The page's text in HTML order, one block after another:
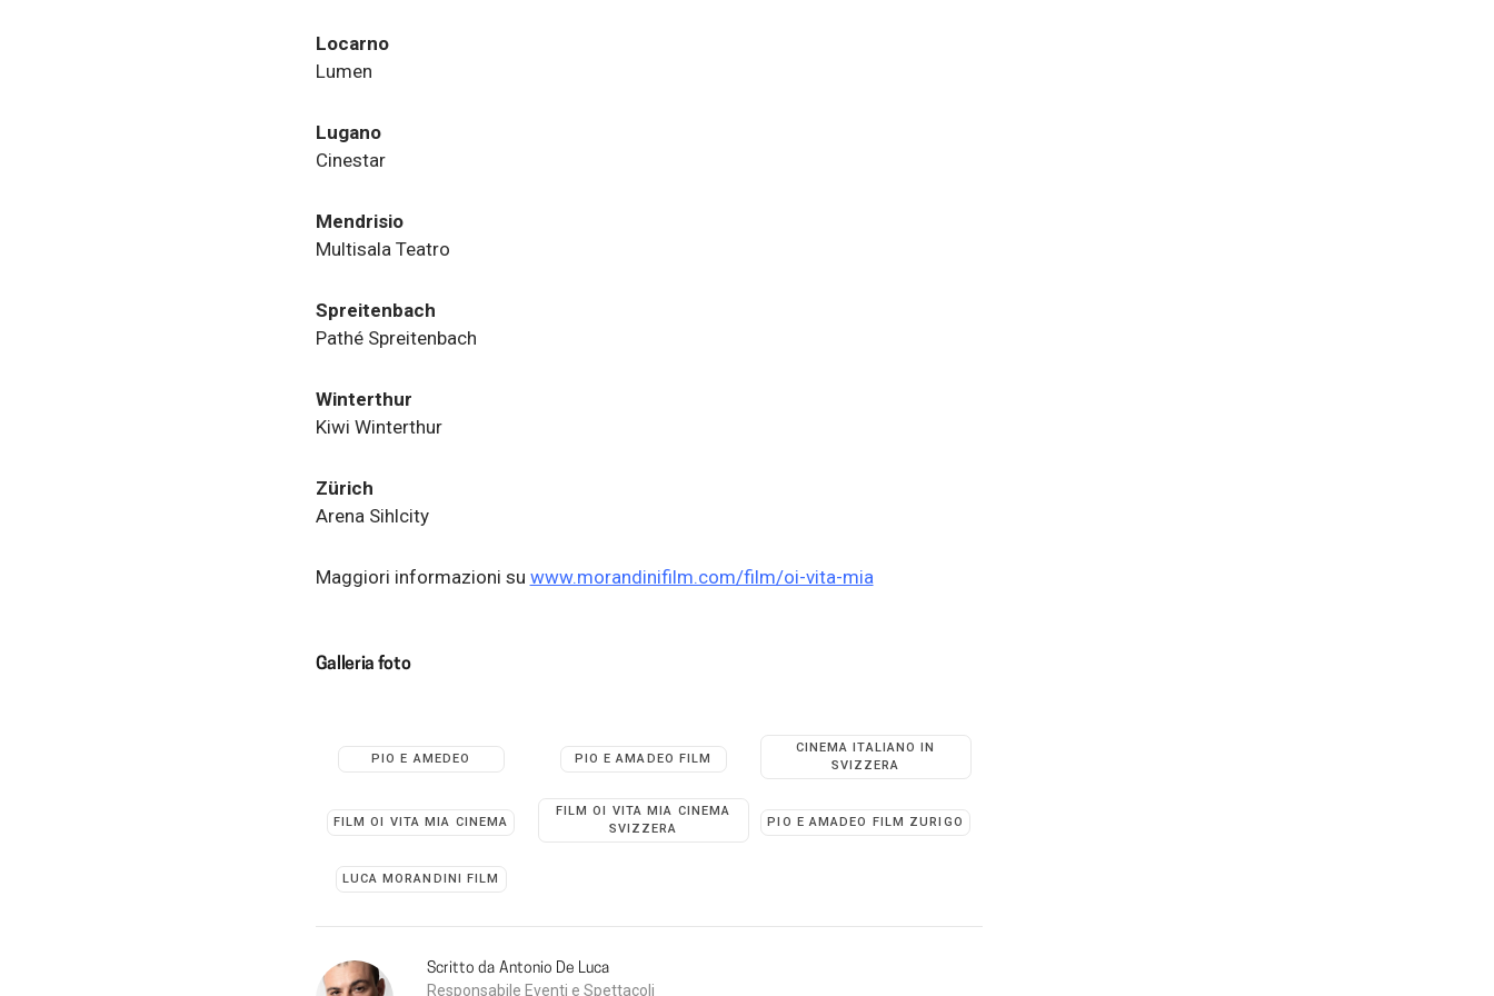
Locarno
Lumen
Lugano
Cinestar
Mendrisio
Multisala Teatro
Spreitenbach
Pathé Spreitenbach
Winterthur
Kiwi Winterthur
Zürich
Arena Sihlcity
Maggiori informazioni su www.morandinifilm.com/film/oi-vita-mia
Galleria foto
PIO E AMEDEO PIO E AMADEO FILM
CINEMA ITALIANO IN
SVIZZERA
FILM OI VITA MIA CINEMA
FILM OI VITA MIA CINEMA
SVIZZERA
PIO E AMADEO FILM ZURIGO
LUCA MORANDINI FILM
Scritto da Antonio De Luca
Responsabile Eventi e Spettacoli